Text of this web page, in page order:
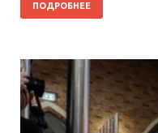
ПОДРОБНЕЕ